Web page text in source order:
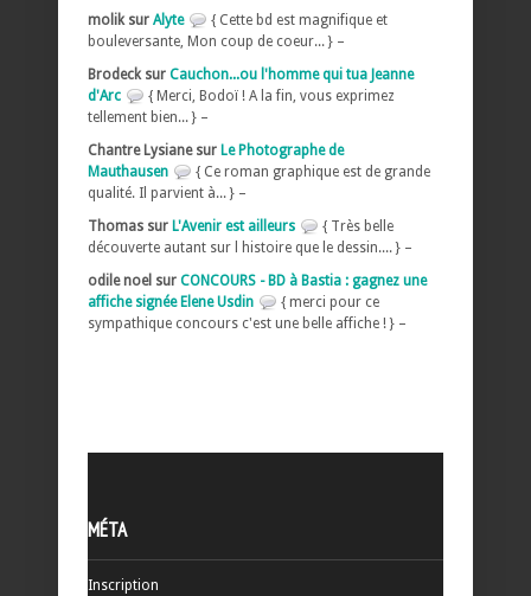
molik sur Alyte
{ Cette bd est magnifique et
bouleversante, Mon coup de coeur... } –
Brodeck sur Cauchon...ou l'homme qui tua Jeanne
d'Arc
{ Merci, Bodoï ! A la fin, vous exprimez
tellement bien... } –
Chantre Lysiane sur Le Photographe de
Mauthausen
{ Ce roman graphique est de grande
qualité. Il parvient à... } –
Thomas sur L'Avenir est ailleurs
{ Très belle
découverte autant sur l histoire que le dessin.... } –
odile noel sur CONCOURS - BD à Bastia : gagnez une
affiche signée Elene Usdin
{ merci pour ce
sympathique concours c'est une belle affiche ! } –
MÉTA
Inscription